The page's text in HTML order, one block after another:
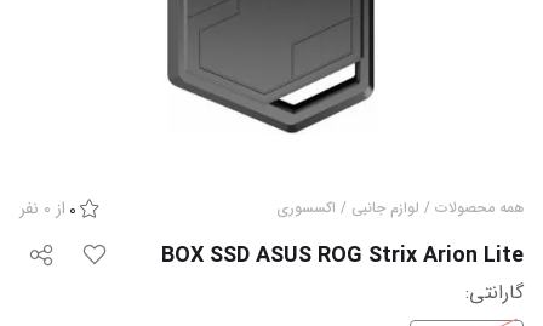
همه محصولات / لوازم جانبی / اکسسوری 0 از 0 نفر
BOX SSD ASUS ROG Strix Arion Lite
گارانتی‌: